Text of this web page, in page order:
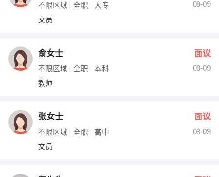
不限区域 全职 大专
08-09
文员
俞女士 面议
不限区域 全职 本科
08-09
教师
张女士 面议
不限区域 全职 高中
08-09
文员